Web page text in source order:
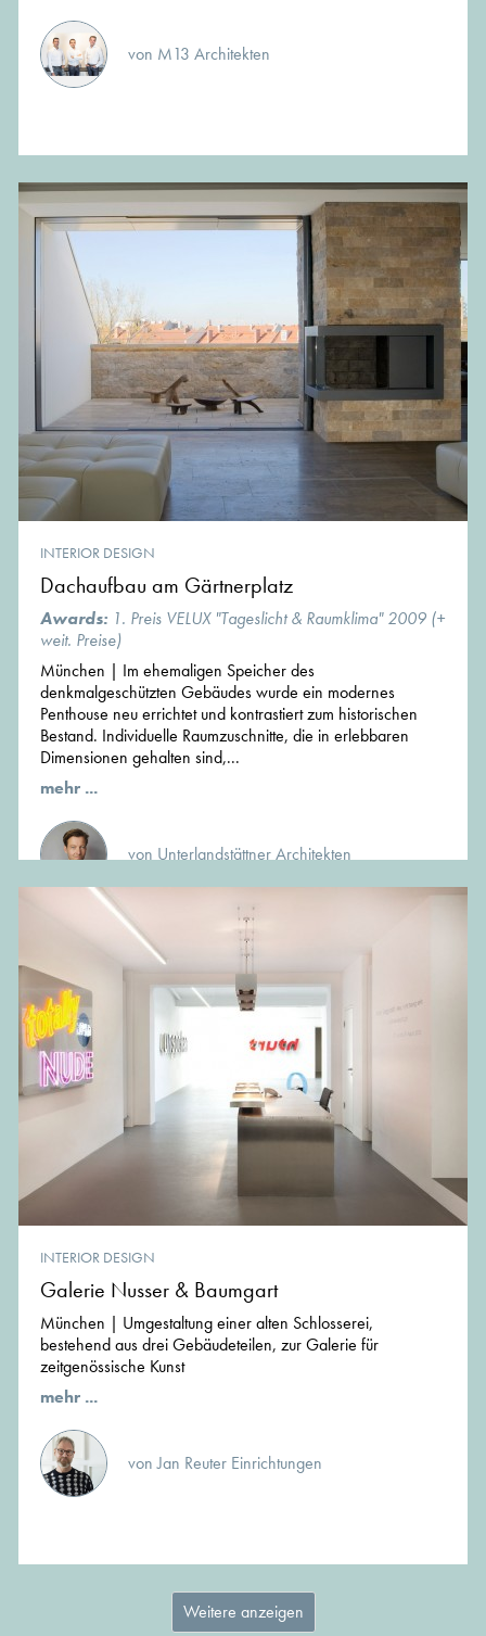
von M13 Architekten
INTERIOR DESIGN
Dachaufbau am Gärtnerplatz
Awards: 1. Preis VELUX "Tageslicht & Raumklima" 2009 (+
weit. Preise)
München | Im ehemaligen Speicher des
denkmalgeschützten Gebäudes wurde ein modernes
Penthouse neu errichtet und kontrastiert zum historischen
Bestand. Individuelle Raumzuschnitte, die in erlebbaren
Dimensionen gehalten sind,...
mehr ...
von Unterlandstättner Architekten
INTERIOR DESIGN
Galerie Nusser & Baumgart
München | Umgestaltung einer alten Schlosserei,
bestehend aus drei Gebäudeteilen, zur Galerie für
zeitgenössische Kunst
mehr ...
von Jan Reuter Einrichtungen
Weitere anzeigen